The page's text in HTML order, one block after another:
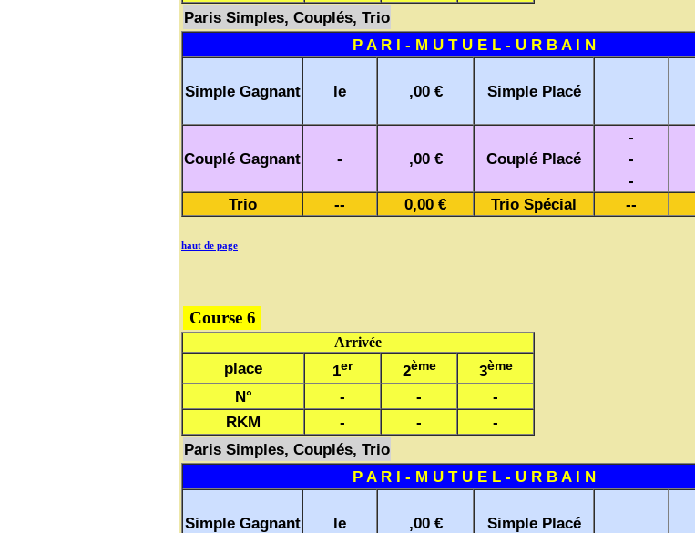
Paris Simples, Couplés, Trio
P A R I - M U T U E L - U R B A I N
Simple Gagnant le ,00 € Simple Placé
Couplé Gagnant - ,00 € Couplé Placé
-
-
-
Trio
-- 0,00 € Trio Spécial --
haut de page
Course 6
Arrivée
place 1er 2ème 3ème
N° - -
-
RKM
- -
-
Paris Simples, Couplés, Trio
P A R I - M U T U E L - U R B A I N
Simple Gagnant le ,00 € Simple Placé